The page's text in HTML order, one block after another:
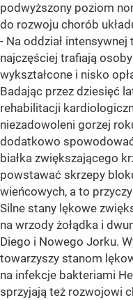
podwyższony poziom
do rozwoju chorób
- Na oddział
najczęściej trafiają
wykształcone i nisko
Badając przez dziesięć
rehabilitacji
niezadowoleni gorzej
dodatkowo
białka zwiększającego
powstawać skrzepy
wieńcowych, a to
Silne stany lękowe
na wrzody żołądka i
Diego i Nowego Jorku.
towarzyszy stanom
na infekcje bakteriami
sprzyjają też rozwojowi